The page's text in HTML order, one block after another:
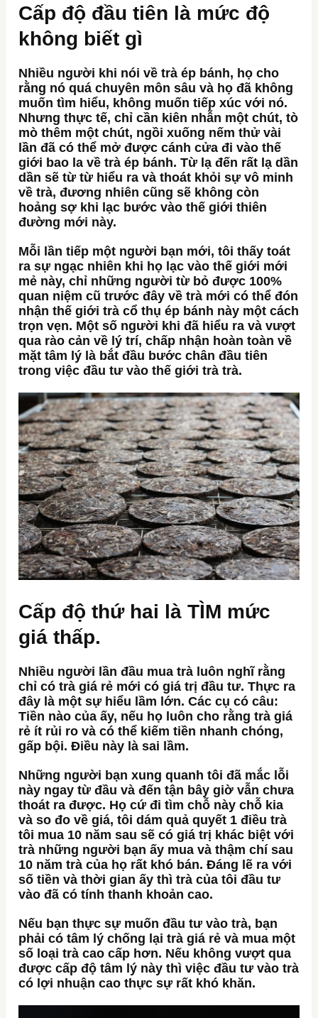
Cấp độ đầu tiên là mức độ
không biết gì
Nhiều người khi nói về trà ép bánh, họ cho
rằng nó quá chuyên môn sâu và họ đã không
muốn tìm hiểu, không muốn tiếp xúc với nó.
Nhưng thực tế, chỉ cần kiên nhẫn một chút, tò
mò thêm một chút, ngồi xuống nếm thử vài
lần đã có thể mở được cánh cửa đi vào thế
giới bao la về trà ép bánh. Từ lạ đến rất lạ dần
dần sẽ từ từ hiểu ra và thoát khỏi sự vô minh
về trà, đương nhiên cũng sẽ không còn
hoảng sợ khi lạc bước vào thế giới thiên
đường mới này.
Mỗi lần tiếp một người bạn mới, tôi thấy toát
ra sự ngạc nhiên khi họ lạc vào thế giới mới
mẻ này, chỉ những người từ bỏ được 100%
quan niệm cũ trước đây về trà mới có thể đón
nhận thế giới trà cổ thụ ép bánh này một cách
trọn vẹn. Một số người khi đã hiểu ra và vượt
qua rào cản về lý trí, chấp nhận hoàn toàn về
mặt tâm lý là bắt đầu bước chân đầu tiên
trong việc đầu tư vào thế giới trà trà.
Cấp độ thứ hai là TÌM mức
giá thấp.
Nhiều người lần đầu mua trà luôn nghĩ rằng
chỉ có trà giá rẻ mới có giá trị đầu tư. Thực ra
đây là một sự hiểu lầm lớn. Các cụ có câu:
Tiền nào của ấy, nếu họ luôn cho rằng trà giá
rẻ ít rủi ro và có thể kiếm tiền nhanh chóng,
gấp bội. Điều này là sai lầm.
Những người bạn xung quanh tôi đã mắc lỗi
này ngay từ đầu và đến tận bây giờ vẫn chưa
thoát ra được. Họ cứ đi tìm chỗ này chỗ kia
và so đo về giá, tôi dám quả quyết 1 điều trà
tôi mua 10 năm sau sẽ có giá trị khác biệt với
trà những người bạn ấy mua và thậm chí sau
10 năm trà của họ rất khó bán. Đáng lẽ ra với
số tiền và thời gian ấy thì trà của tôi đầu tư
vào đã có tính thanh khoản cao.
Nếu bạn thực sự muốn đầu tư vào trà, bạn
phải có tâm lý chống lại trà giá rẻ và mua một
số loại trà cao cấp hơn. Nếu không vượt qua
được cấp độ tâm lý này thì việc đầu tư vào trà
có lợi nhuận cao thực sự rất khó khăn.